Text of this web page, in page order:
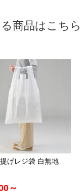
商品はこちら
げレジ袋 白無地
～